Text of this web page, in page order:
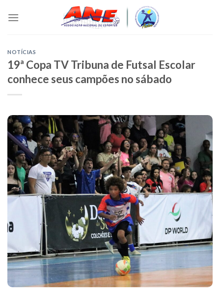
NOTÍCIAS
19ª Copa TV Tribuna de Futsal Escolar
conhece seus campões no sábado